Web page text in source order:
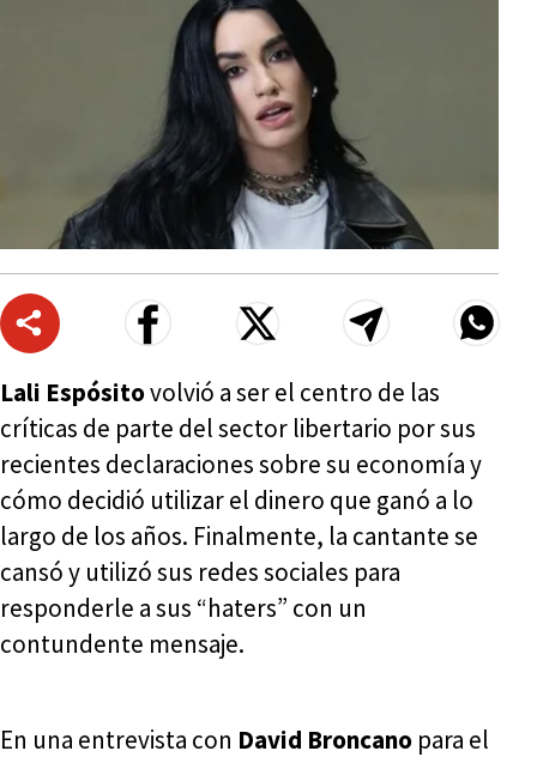
Lali Espósitovolvió a ser el centro de las
críticas de parte del sector libertario por sus
recientes declaraciones sobre su economía y
cómo decidió utilizar el dinero que ganó a lo
largo de los años. Finalmente, la cantante se
cansó y utilizó sus redes sociales para
responderle a sus “haters” con un
contundente mensaje.
En una entrevista con David Broncano para el